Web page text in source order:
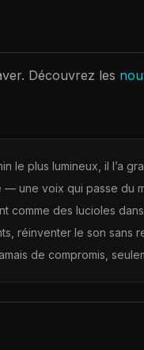
. Découvrez les
le plus lumineux, il l’a
— une voix qui passe du
comme des lucioles
réinventer le son
de compromis,